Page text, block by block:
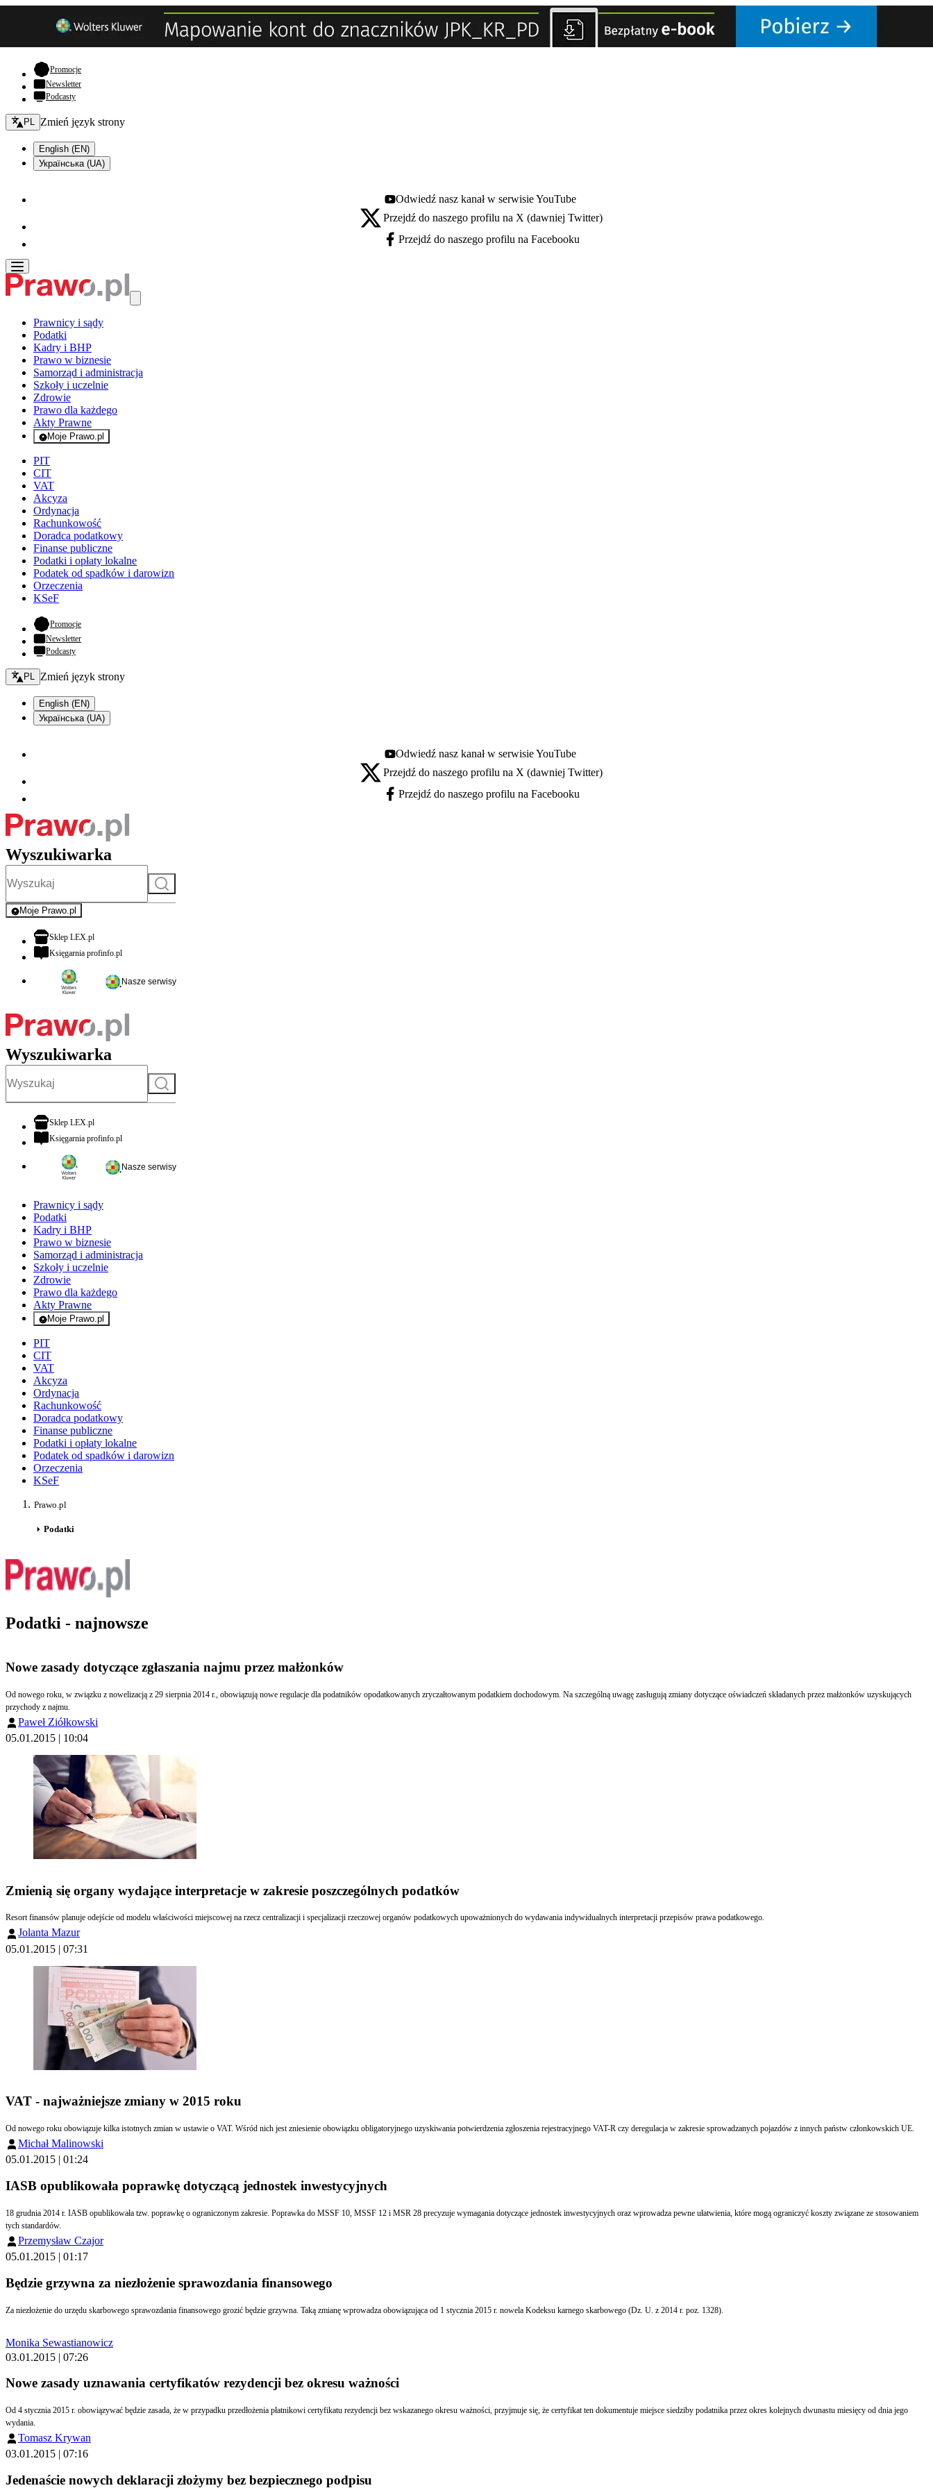
Promocje- otwiera się w nowej karcie
Newsletter
Podcasty
Zmień język - bieżący:
PL Zmień język strony
English (EN)
Українська (UA)
Youtube - otwiera się w nowej karcie
Odwiedź nasz kanał w serwisie YouTube
X - otwiera się w nowej karcie
Przejdź do naszego profilu na X (dawniej Twitter)
Facebook - otwiera się w nowej karcie
Przejdź do naszego profilu na Facebooku
Prawnicy i sądy
Podatki
Kadry i BHP
Prawo w biznesie
Samorząd i administracja
Szkoły i uczelnie
Zdrowie
Prawo dla każdego
Akty Prawne
Moje Prawo.pl
- rejestracja i logowanie do serwisu
PIT
CIT
VAT
Akcyza
Ordynacja
Rachunkowość
Doradca podatkowy
Finanse publiczne
Podatki i opłaty lokalne
Podatek od spadków i darowizn
Orzeczenia
KSeF
Promocje- otwiera się w nowej karcie
Newsletter
Podcasty
Zmień język - bieżący:
PL Zmień język strony
English (EN)
Українська (UA)
Youtube - otwiera się w nowej karcie
Odwiedź nasz kanał w serwisie YouTube
X - otwiera się w nowej karcie
Przejdź do naszego profilu na X (dawniej Twitter)
Facebook - otwiera się w nowej karcie
Przejdź do naszego profilu na Facebooku
Wyszukiwarka
Szukaj
Moje Prawo.pl
- rejestracja i logowanie do serwisu
Sklep LEX.plotwiera się w nowej karcie
Księgarnia profinfo.plotwiera się w nowej karcie
Nasze serwisy
Wyszukiwarka
Szukaj
Sklep LEX.plotwiera się w nowej karcie
Księgarnia profinfo.plotwiera się w nowej karcie
Nasze serwisy
Prawnicy i sądy
Podatki
Kadry i BHP
Prawo w biznesie
Samorząd i administracja
Szkoły i uczelnie
Zdrowie
Prawo dla każdego
Akty Prawne
Moje Prawo.pl
- rejestracja i logowanie do serwisu
PIT
CIT
VAT
Akcyza
Ordynacja
Rachunkowość
Doradca podatkowy
Finanse publiczne
Podatki i opłaty lokalne
Podatek od spadków i darowizn
Orzeczenia
KSeF
Prawo.pl
Podatki
Podatki - najnowsze
Nowe zasady dotyczące zgłaszania najmu przez małżonków
Od nowego roku, w związku z nowelizacją z 29 sierpnia 2014 r., obowiązują nowe regulacje dla podatników opodatkowanych zryczałtowanym podatkiem dochodowym. Na szczególną uwagę zasługują zmiany dotyczące oświadczeń składanych przez małżonków uzyskujących
przychody z najmu.
Paweł Ziółkowski
05.01.2015 | 10:04
Zmienią się organy wydające interpretacje w zakresie poszczególnych podatków
Resort finansów planuje odejście od modelu właściwości miejscowej na rzecz centralizacji i specjalizacji rzeczowej organów podatkowych upoważnionych do wydawania indywidualnych interpretacji przepisów prawa podatkowego.
Jolanta Mazur
05.01.2015 | 07:31
VAT - najważniejsze zmiany w 2015 roku
Od nowego roku obowiązuje kilka istotnych zmian w ustawie o VAT. Wśród nich jest zniesienie obowiązku obligatoryjnego uzyskiwania potwierdzenia zgłoszenia rejestracyjnego VAT-R czy deregulacja w zakresie sprowadzanych pojazdów z innych państw członkowskich UE.
Michał Malinowski
05.01.2015 | 01:24
IASB opublikowała poprawkę dotyczącą jednostek inwestycyjnych
18 grudnia 2014 r. IASB opublikowała tzw. poprawkę o ograniczonym zakresie. Poprawka do MSSF 10, MSSF 12 i MSR 28 precyzuje wymagania dotyczące jednostek inwestycyjnych oraz wprowadza pewne ułatwienia, które mogą ograniczyć koszty związane ze stosowaniem
tych standardów.
Przemysław Czajor
05.01.2015 | 01:17
Będzie grzywna za niezłożenie sprawozdania finansowego
Za niezłożenie do urzędu skarbowego sprawozdania finansowego grozić będzie grzywna. Taką zmianę wprowadza obowiązująca od 1 stycznia 2015 r. nowela Kodeksu karnego skarbowego (Dz. U. z 2014 r. poz. 1328).
Monika Sewastianowicz
03.01.2015 | 07:26
Nowe zasady uznawania certyfikatów rezydencji bez okresu ważności
Od 4 stycznia 2015 r. obowiązywać będzie zasada, że w przypadku przedłożenia płatnikowi certyfikatu rezydencji bez wskazanego okresu ważności, przyjmuje się, że certyfikat ten dokumentuje miejsce siedziby podatnika przez okres kolejnych dwunastu miesięcy od dnia jego
wydania.
Tomasz Krywan
03.01.2015 | 07:16
Jedenaście nowych deklaracji złożymy bez bezpiecznego podpisu